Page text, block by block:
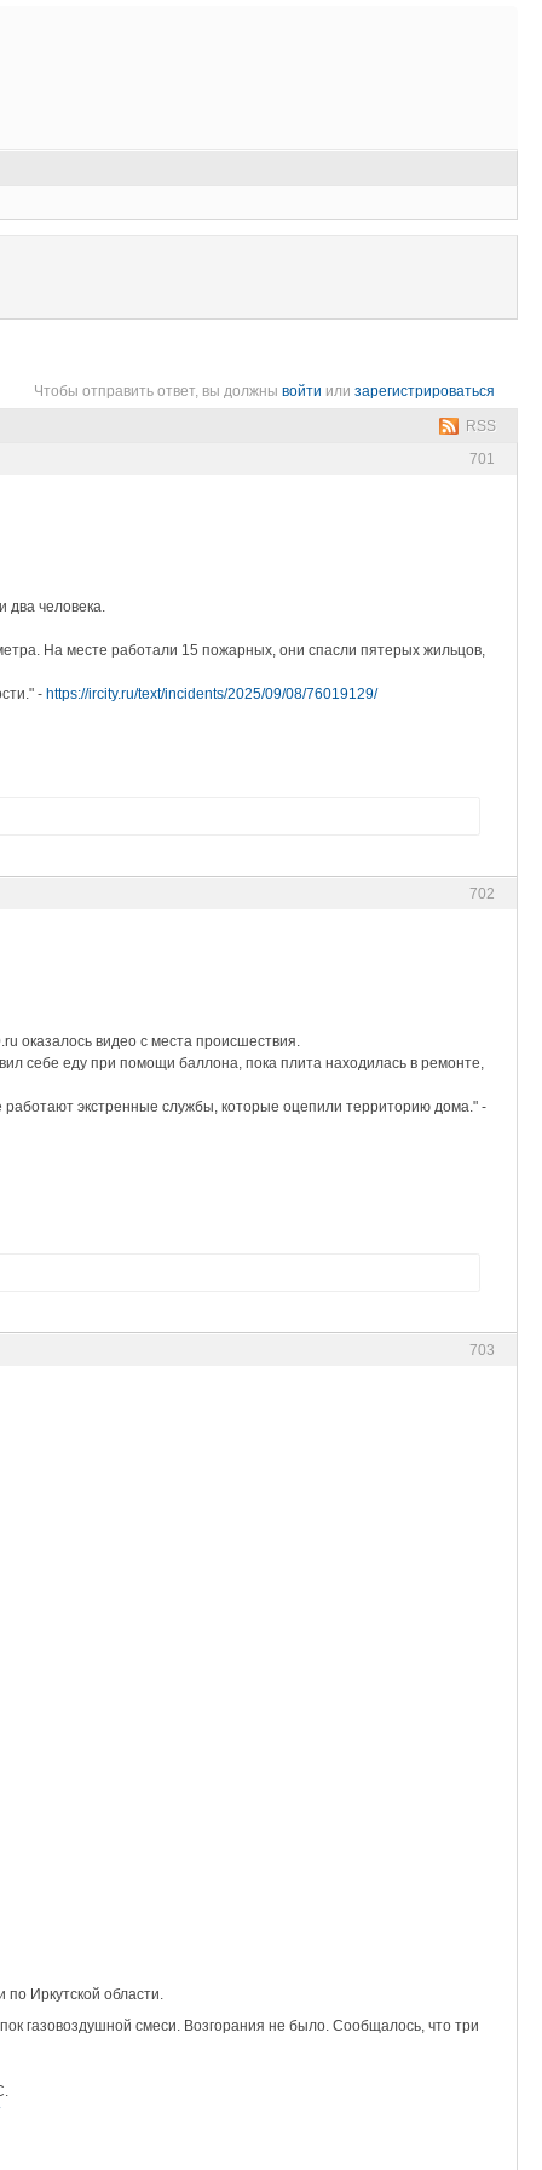
Чтобы отправить ответ, вы должны войти или зарегистрироваться
RSS
701
два человека.
На месте работали 15 пожарных, они спасли пятерых жильцов,
- https://ircity.ru/text/incidents/2025/09/08/76019129/
702
оказалось видео с места происшествия.
себе еду при помощи баллона, пока плита находилась в ремонте,
экстренные службы, которые оцепили территорию дома." -
703
Иркутской области.
газовоздушной смеси. Возгорания не было. Сообщалось, что три